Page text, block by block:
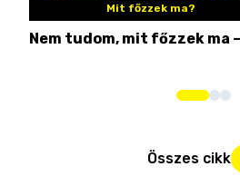
Mit főzzek ma?
Nem tudom, mit főzzek ma
Összes cikk